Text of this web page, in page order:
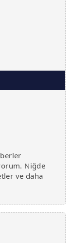
Niğde
ve daha